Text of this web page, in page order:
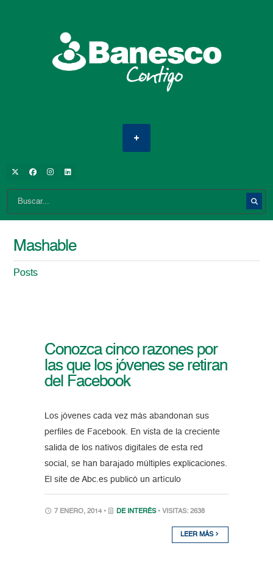
Mashable
Posts
Conozca cinco razones por
las que los jóvenes se retiran
del Facebook
Los jóvenes cada vez más abandonan sus
perfiles de Facebook. En vista de la creciente
salida de los nativos digitales de esta red
social, se han barajado múltiples explicaciones.
El site de Abc.es publicó un artículo
7 ENERO, 2014 • DE INTERÉS • VISITAS: 2638
LEER MÁS